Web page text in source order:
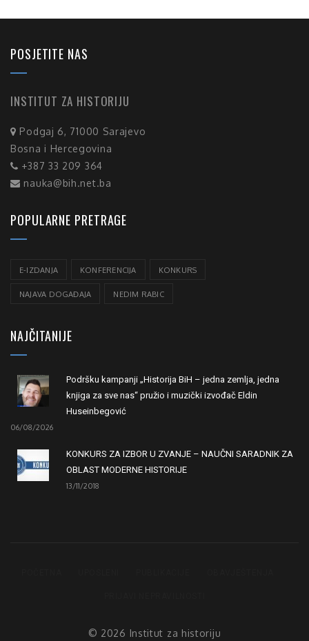
POSJETITE NAS
INSTITUT ZA HISTORIJU
Podgaj 6, 71000 Sarajevo
Bosna i Hercegovina
+387 33 209 364
nauka@bih.net.ba
POPULARNE PRETRAGE
E-IZDANJA KONFERENCIJA KONKURS
NAJAVA DOGAĐAJA NEDIM RABIC
NAJČITANIJE
Podršku kampanji „Historija BiH – jedna zemlja, jedna
knjiga za sve nas“ pružio i muzički izvođač Eldin
Huseinbegović
06/08/2026
KONKURS ZA IZBOR U ZVANJE – NAUČNI SARADNIK ZA
OBLAST MODERNE HISTORIJE
13/11/2018
© 2026 Institut za historiju